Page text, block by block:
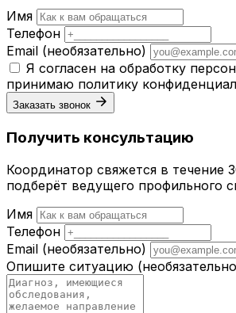
Имя
Телефон
Email (необязательно)
Я согласен на обработку
принимаю политику
Заказать звонок
Получить консультацию
Координатор свяжется в течение
подберёт ведущего профильного
Имя
Телефон
Email (необязательно)
Опишите ситуацию